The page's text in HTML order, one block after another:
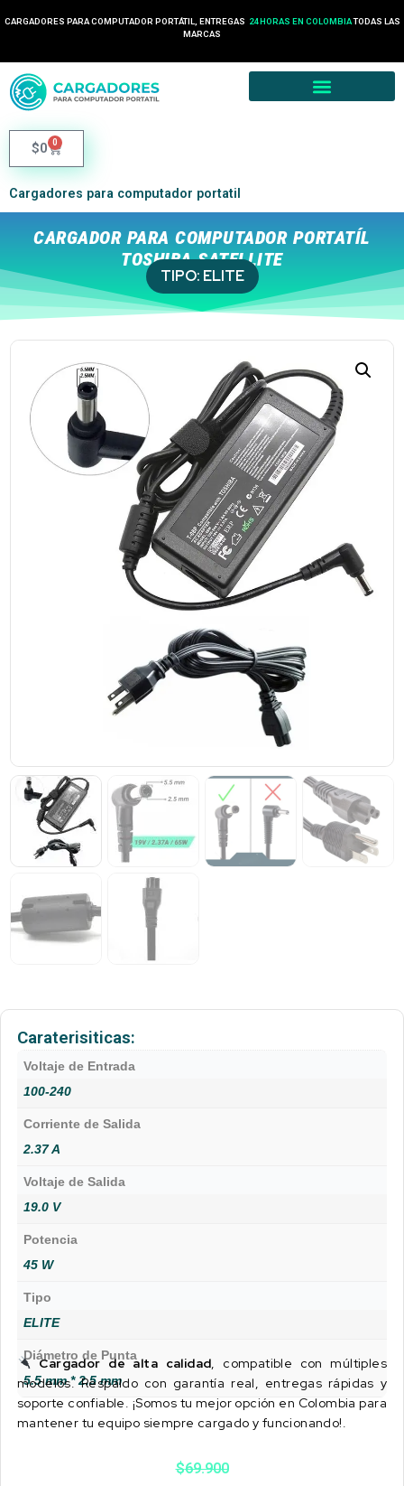
CARGADORES PARA COMPUTADOR PORTÁTIL, ENTREGAS 24 HORAS EN COLOMBIATODAS LAS
MARCAS
$0 0
Cargadores para computador portatil
CARGADOR PARA COMPUTADOR PORTATÍL
TOSHIBA SATELLITE
TIPO: ELITE
Caraterisiticas:
Voltaje de Entrada
100-240
Corriente de Salida
2.37 A
Voltaje de Salida
19.0 V
Potencia
45 W
Tipo
ELITE
Diámetro de Punta
5.5 mm * 2.5 mm
Cargador de alta calidad, compatible con múltiples
modelos. Respaldo con garantía real, entregas rápidas y
soporte confiable. ¡Somos tu mejor opción en Colombia para
mantener tu equipo siempre cargado y funcionando!.
$69.900